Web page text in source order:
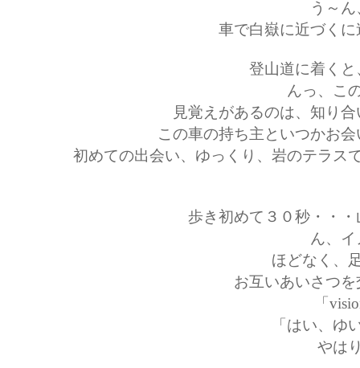
う～
車で白嶽に近づく
登山道に着く
んっ、こ
見覚えがあるのは、知り
この車の持ち主といつかお
初めての出会い、ゆっくり、岩のテラス
歩き初めて３０秒・・
ん、
ほどなく、
お互いあいさつ
「
「はい、ゆ
やは